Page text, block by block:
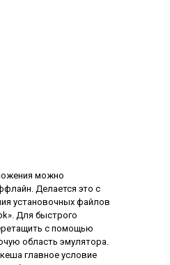
можно
Делается это с
установочных файлов
Для быстрого
с помощью
область эмулятора.
главное условие